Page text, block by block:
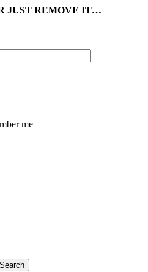
JUST REMOVE IT…
me
Search